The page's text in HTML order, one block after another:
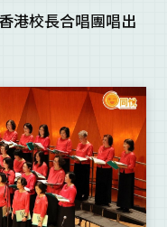
港校長合唱團唱出